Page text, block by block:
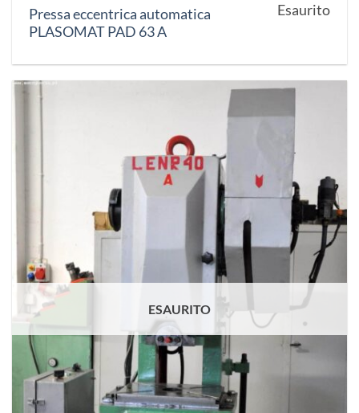
Pressa eccentrica automatica
PLASOMAT PAD 63 A
Esaurito
ESAURITO